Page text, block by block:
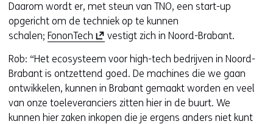
Daarom wordt er, met steun van TNO, een start-up
opgericht om de techniek op te kunnen
schalen; FononTech (
p
e
n
t
vestigt zich in Noord-Brabant.
Rob: “Het ecosysteem voor high-tech bedrijven in Noord-
Brabant is ontzettend goed. De machines die we gaan
ontwikkelen, kunnen in Brabant gemaakt worden en veel
van onze toeleveranciers zitten hier in de buurt. We
kunnen hier zaken inkopen die je ergens anders niet kunt